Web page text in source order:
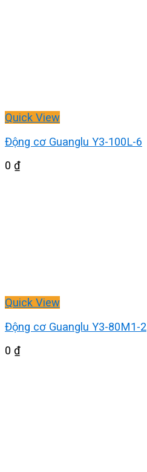
Quick View
Động cơ Guanglu Y3-100L-6
0 ₫
Quick View
Động cơ Guanglu Y3-80M1-2
0 ₫